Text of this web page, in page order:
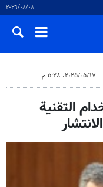
٠٨‏/٠٨‏/٢٠٢٦
١٧‏/٠٥‏/٢٠٢٥، ٥:٢٨ م
التقنية